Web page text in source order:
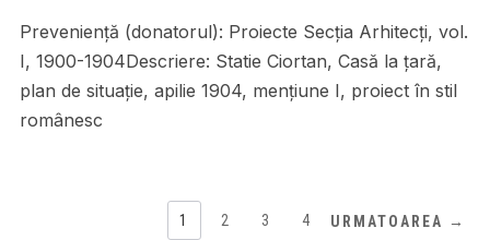
Preveniență (donatorul): Proiecte Secţia Arhitecţi, vol.
I, 1900-1904Descriere: Statie Ciortan, Casă la ţară,
plan de situaţie, apilie 1904, menţiune I, proiect în stil
românesc
1 2 3 4 URMATOAREA →